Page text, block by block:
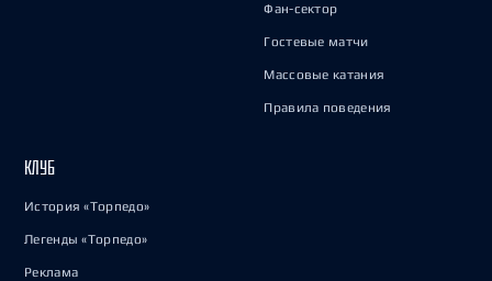
Фан-сектор
Гостевые матчи
Массовые катания
Правила поведения
КЛУБ
История «Торпедо»
Легенды «Торпедо»
Реклама